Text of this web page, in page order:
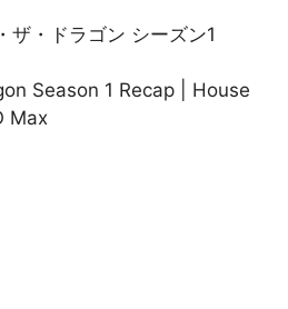
ザ・ドラゴン シーズン1